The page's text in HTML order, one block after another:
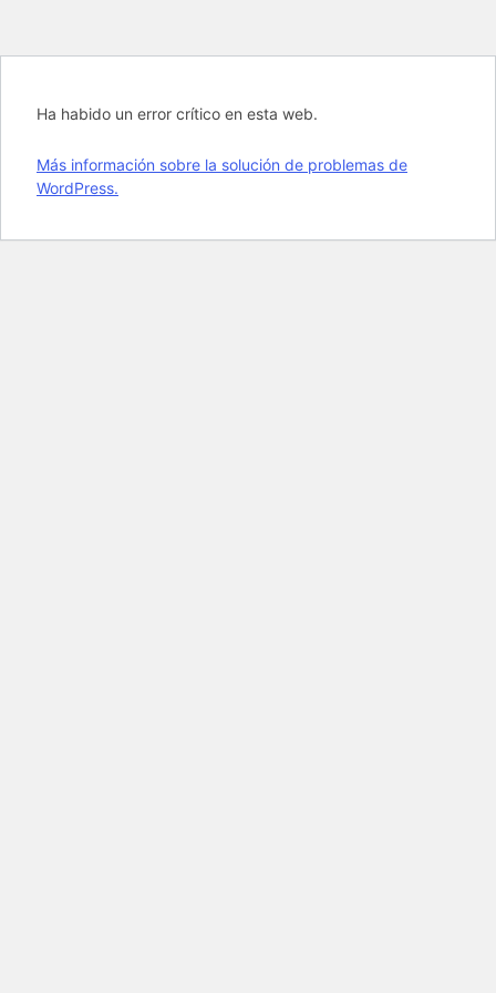
Ha habido un error crítico en esta web.
Más información sobre la solución de problemas de
WordPress.